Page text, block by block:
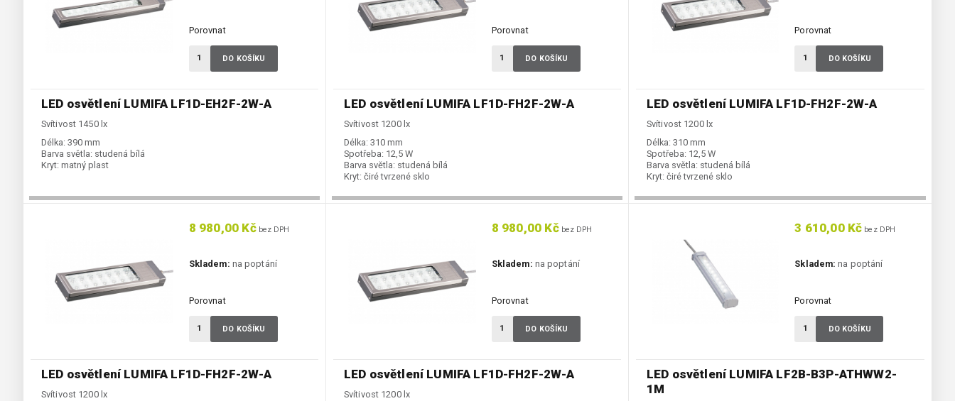
LED osvětlení LUMIFA LF1D-EH2F-2W-A
Svítivost 1450 lx
Délka: 390 mm
Barva světla: studená bílá
Kryt: matný plast
Porovnat
DO KOŠÍKU
LED osvětlení LUMIFA LF1D-FH2F-2W-A
Svítivost 1200 lx
Délka: 310 mm
Spotřeba: 12,5 W
Barva světla: studená bílá
Kryt: čiré tvrzené sklo
Porovnat
DO KOŠÍKU
LED osvětlení LUMIFA LF1D-FH2F-2W-A
Svítivost 1200 lx
Délka: 310 mm
Spotřeba: 12,5 W
Barva světla: studená bílá
Kryt: čiré tvrzené sklo
Porovnat
DO KOŠÍKU
LED osvětlení LUMIFA LF1D-FH2F-2W-A
Svítivost 1200 lx
8 980,00 Kčbez DPH
Skladem: na poptání
Porovnat
DO KOŠÍKU
LED osvětlení LUMIFA LF1D-FH2F-2W-A
Svítivost 1200 lx
8 980,00 Kčbez DPH
Skladem: na poptání
Porovnat
DO KOŠÍKU
LED osvětlení LUMIFA LF2B-B3P-ATHWW2-
1M
3 610,00 Kč bez DPH
Skladem: na poptání
Porovnat
DO KOŠÍKU